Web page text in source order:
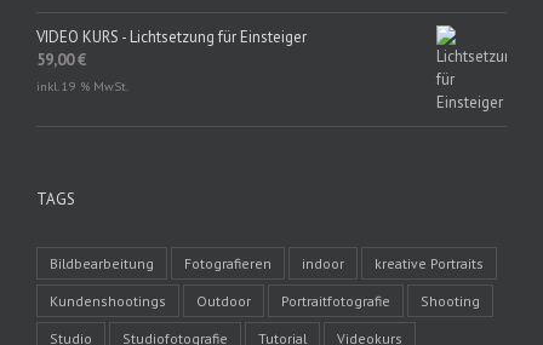
VIDEO KURS - Lichtsetzung für Einsteiger
59,00€
inkl. 19 % MwSt.
TAGS
Bildbearbeitung Fotografieren indoor kreative Portraits
Kundenshootings Outdoor Portraitfotografie Shooting
Studio Studiofotografie Tutorial Videokurs